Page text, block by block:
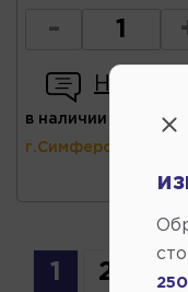
-
в наличии
г.Симферополь)
1 2 3